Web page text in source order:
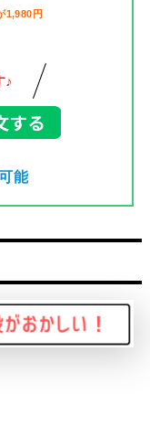
1,980円
♪
能